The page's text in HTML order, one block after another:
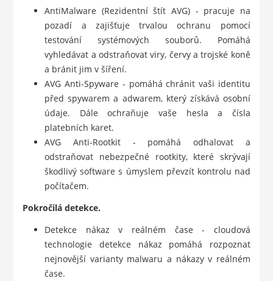
AntiMalware (Rezidentní štít AVG) - pracuje na
pozadí a zajišťuje trvalou ochranu pomocí
testování systémových souborů. Pomáhá
vyhledávat a odstraňovat viry, červy a trojské koně
a bránit jim v šíření.
AVG Anti-Spyware - pomáhá chránit vaši identitu
před spywarem a adwarem, který získává osobní
údaje. Dále ochraňuje vaše hesla a čísla
platebních karet.
AVG Anti-Rootkit - pomáhá odhalovat a
odstraňovat nebezpečné rootkity, které skrývají
škodlivý software s úmyslem převzít kontrolu nad
počítačem.
Pokročilá detekce.
Detekce nákaz v reálném čase - cloudová
technologie detekce nákaz pomáhá rozpoznat
nejnovější varianty malwaru a nákazy v reálném
čase.